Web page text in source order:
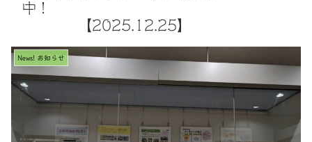
中！
【2025.12.25】
News! お知らせ